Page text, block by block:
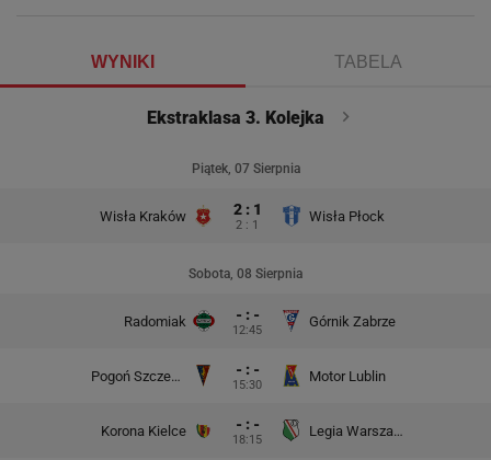
WYNIKI TABELA
Ekstraklasa 3. Kolejka
Piątek, 07 Sierpnia
Wisła Kraków 2 : 1
2 : 1
Wisła Płock
Sobota, 08 Sierpnia
Radomiak - : -
12:45
Górnik Zabrze
Pogoń Szczecin - : -
15:30
Motor Lublin
Korona Kielce - : -
18:15
Legia Warszawa